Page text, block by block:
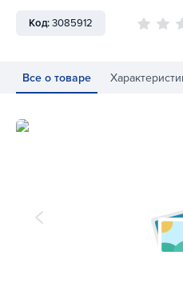
Код:3085912
Все о товаре
Гриф Eleiko IWF Weightlifting